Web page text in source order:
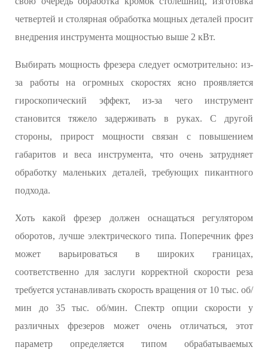
четвертей и столярная обработка мощных деталей просит
внедрения инструмента мощностью выше 2 кВт.
Выбирать мощность фрезера следует осмотрительно: из-
за работы на огромных скоростях ясно проявляется
гироскопический эффект, из-за чего инструмент
становится тяжело задерживать в руках. С другой
стороны, прирост мощности связан с повышением
габаритов и веса инструмента, что очень затрудняет
обработку маленьких деталей, требующих пикантного
подхода.
Хоть какой фрезер должен оснащаться регулятором
оборотов, лучше электрического типа. Поперечник фрез
может варьироваться в широких границах,
соответственно для заслуги корректной скорости реза
требуется устанавливать скорость вращения от 10 тыс. об/
мин до 35 тыс. об/мин. Спектр опции скорости у
различных фрезеров может очень отличаться, этот
параметр определяется типом обрабатываемых